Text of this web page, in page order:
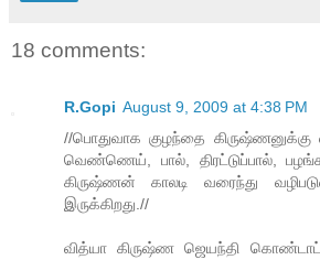
18 comments:
R.Gopi August 9, 2009 at 4:38 PM
//பொதுவாக குழந்தை கிருஷ்ணனுக்கு
வெண்ணெய், பால், திரட்டுப்பால்,
கிருஷ்ணன் காலடி வரைந்து
இருக்கிறது.//
வித்யா கிருஷ்ண‌ ஜெய‌ந்தி